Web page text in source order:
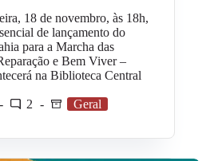
18 de novembro, às 18h,
de lançamento do
para a Marcha das
e Bem Viver –
na Biblioteca Central
2 Geral